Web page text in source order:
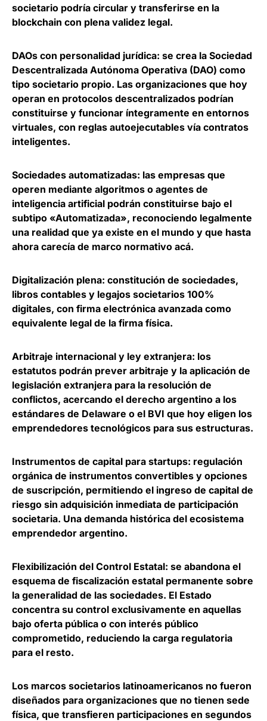
societario podría circular y transferirse en la
blockchain con plena validez legal.
DAOs con personalidad jurídica: se crea la Sociedad
Descentralizada Autónoma Operativa (DAO) como
tipo societario propio. Las organizaciones que hoy
operan en protocolos descentralizados podrían
constituirse y funcionar íntegramente en entornos
virtuales, con reglas autoejecutables vía contratos
inteligentes.
Sociedades automatizadas: las empresas que
operen mediante algoritmos o agentes de
inteligencia artificial podrán constituirse bajo el
subtipo «Automatizada», reconociendo legalmente
una realidad que ya existe en el mundo y que hasta
ahora carecía de marco normativo acá.
Digitalización plena: constitución de sociedades,
libros contables y legajos societarios 100%
digitales, con firma electrónica avanzada como
equivalente legal de la firma física.
Arbitraje internacional y ley extranjera: los
estatutos podrán prever arbitraje y la aplicación de
legislación extranjera para la resolución de
conflictos, acercando el derecho argentino a los
estándares de Delaware o el BVI que hoy eligen los
emprendedores tecnológicos para sus estructuras.
Instrumentos de capital para startups: regulación
orgánica de instrumentos convertibles y opciones
de suscripción, permitiendo el ingreso de capital de
riesgo sin adquisición inmediata de participación
societaria. Una demanda histórica del ecosistema
emprendedor argentino.
Flexibilización del Control Estatal: se abandona el
esquema de fiscalización estatal permanente sobre
la generalidad de las sociedades. El Estado
concentra su control exclusivamente en aquellas
bajo oferta pública o con interés público
comprometido, reduciendo la carga regulatoria
para el resto.
Los marcos societarios latinoamericanos no fueron
diseñados para organizaciones que no tienen sede
física, que transfieren participaciones en segundos